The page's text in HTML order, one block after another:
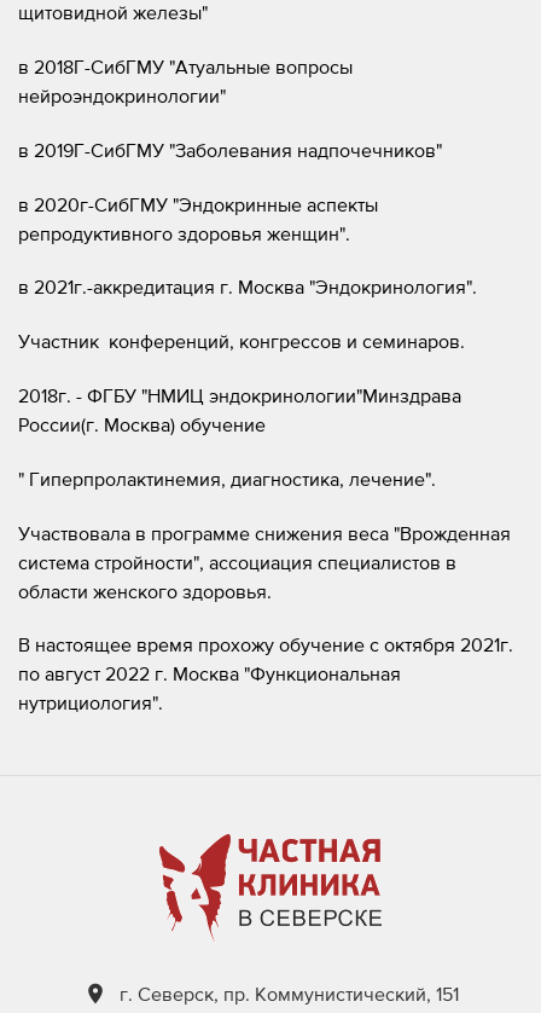
щитовидной железы"
в 2018Г-СибГМУ "Атуальные вопросы
нейроэндокринологии"
в 2019Г-СибГМУ "Заболевания надпочечников"
в 2020г-СибГМУ "Эндокринные аспекты
репродуктивного здоровья женщин".
в 2021г.-аккредитация г. Москва "Эндокринология".
Участник конференций, конгрессов и семинаров.
2018г. - ФГБУ "НМИЦ эндокринологии"Минздрава
России(г. Москва) обучение
" Гиперпролактинемия, диагностика, лечение".
Участвовала в программе снижения веса "Врожденная
система стройности", ассоциация специалистов в
области женского здоровья.
В настоящее время прохожу обучение с октября 2021г.
по август 2022 г. Москва "Функциональная
нутрициология".
г. Северск, пр. Коммунистический, 151